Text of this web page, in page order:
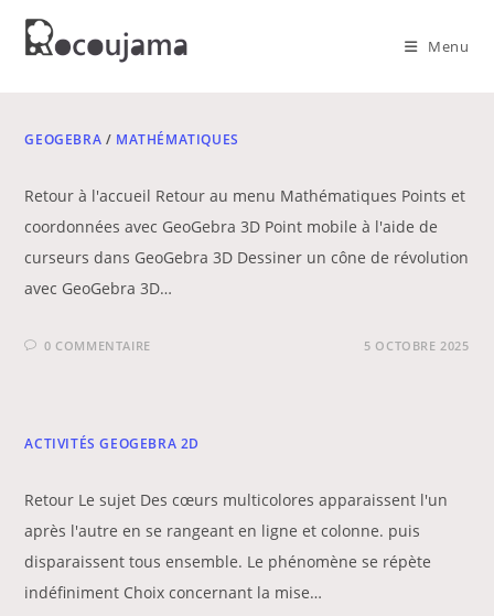
Skip
Menu
GEOGEBRA / MATHÉMATIQUES
Retour à l'accueil Retour au menu Mathématiques Points et
coordonnées avec GeoGebra 3D Point mobile à l'aide de
curseurs dans GeoGebra 3D Dessiner un cône de révolution
avec GeoGebra 3D…
0 COMMENTAIRE 5 OCTOBRE 2025
ACTIVITÉS GEOGEBRA 2D
Retour Le sujet Des cœurs multicolores apparaissent l'un
après l'autre en se rangeant en ligne et colonne. puis
disparaissent tous ensemble. Le phénomène se répète
indéfiniment Choix concernant la mise…